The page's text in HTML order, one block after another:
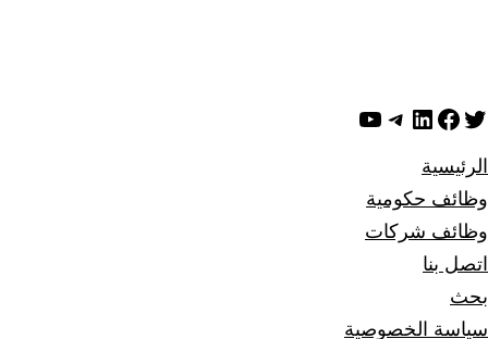
تويترفيسبوك
لينكد إن تيليجرام
يوتيوب
الرئيسية
وظائف حكومية
وظائف شركات
اتصل بنا
بحث
سياسة الخصوصية